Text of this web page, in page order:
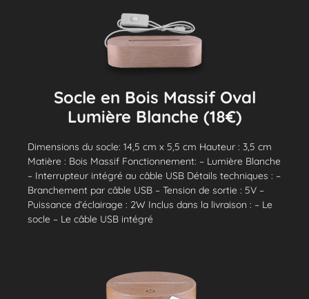
Socle en Bois Massif Oval
Lumière Blanche (18€)
Dimensions du socle: 14,5 cm x 5,5 cm Hauteur : 3,5 cm
Matière : Bois Massif Fonctionnement: – Lumière Blanche
– Interrupteur intégré au câble USB Détails techniques : –
Branchement par câble USB – Tension de sortie : 5V –
Puissance d’éclairage : 2W Inclus dans la livraison : – Le
socle – Le câble USB intégré